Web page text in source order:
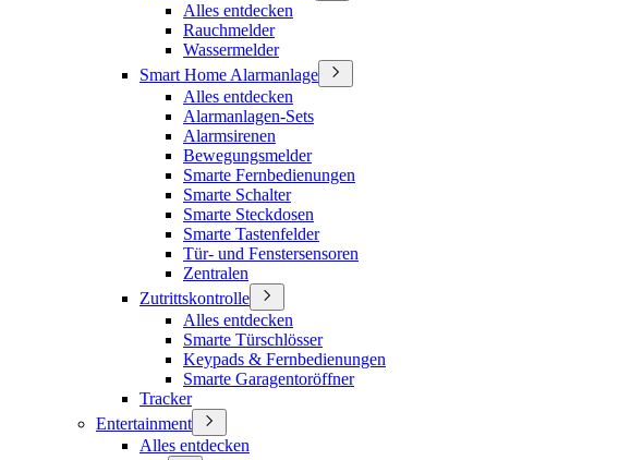
Alles entdecken
Rauchmelder
Wassermelder
Smart Home Alarmanlage
Alles entdecken
Alarmanlagen-Sets
Alarmsirenen
Bewegungsmelder
Smarte Fernbedienungen
Smarte Schalter
Smarte Steckdosen
Smarte Tastenfelder
Tür- und Fenstersensoren
Zentralen
Zutrittskontrolle
Alles entdecken
Smarte Türschlösser
Keypads & Fernbedienungen
Smarte Garagentoröffner
Tracker
Entertainment
Alles entdecken